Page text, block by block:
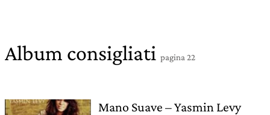
Album consigliati pagina 22
Mano Suave – Yasmin Levy